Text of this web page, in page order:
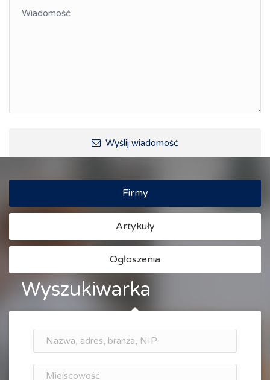
Wyślij wiadomość
Firmy
Artykuły
Ogłoszenia
Wyszukiwarka